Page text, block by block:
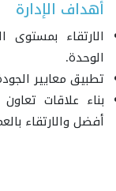
أهداف الإدارة
الارتقاء بمستوى
الوحدة.
تطبيق معايير
بناء علاقات
أفضل والارتقاء